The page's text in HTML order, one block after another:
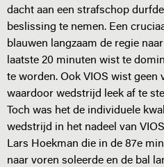
dacht aan een strafschop
beslissing te nemen. Een
blauwen langzaam de regie
laatste 20 minuten wist te
te worden. Ook VIOS wist geen
waardoor wedstrijd leek af te
Toch was het de individuele
wedstrijd in het nadeel van
Lars Hoekman die in de 87e
naar voren soleerde en de bal